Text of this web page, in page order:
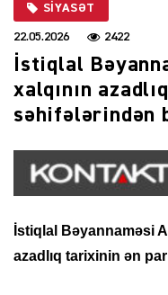
SIYASƏT
22.05.2026 2422
İstiqlal
xalqının
səhifələrindən
İstiqlal Bəyannaməsi
azadlıq tarixinin ən